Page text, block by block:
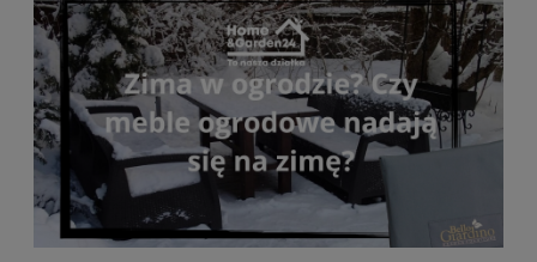
poznać proste i sprawdzone sposoby na ich
pielęgnację!